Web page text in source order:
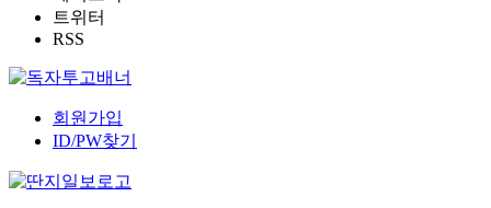
트위터
RSS
회원가입
ID/PW찾기